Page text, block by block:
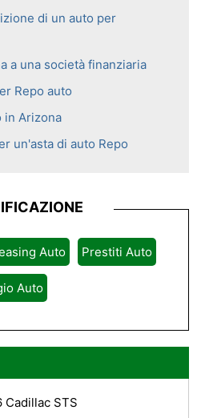
di un auto per
a una società finanziaria
Repo auto
in Arizona
un'asta di auto Repo
Auto Prestiti Auto
Auto
Cadillac STS